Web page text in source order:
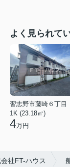
よく見られて
習志野市藤崎６丁目
1K (23.18㎡)
4万円
社FT-ハウス